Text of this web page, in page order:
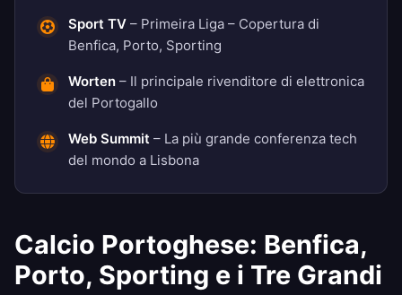
Sport TV – Primeira Liga – Copertura di
Benfica, Porto, Sporting
Worten – Il principale rivenditore di elettronica
del Portogallo
Web Summit – La più grande conferenza tech
del mondo a Lisbona
Calcio Portoghese: Benfica,
Porto, Sporting e i Tre Grandi